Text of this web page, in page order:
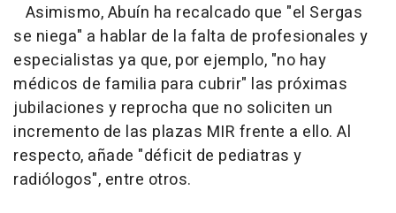
Asimismo, Abuín ha recalcado que "el Sergas
se niega" a hablar de la falta de profesionales y
especialistas ya que, por ejemplo, "no hay
médicos de familia para cubrir" las próximas
jubilaciones y reprocha que no soliciten un
incremento de las plazas MIR frente a ello. Al
respecto, añade "déficit de pediatras y
radiólogos", entre otros.